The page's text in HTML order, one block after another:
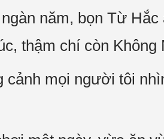
năm, bọn Từ
thậm chí còn Không
cảnh mọi người tôi